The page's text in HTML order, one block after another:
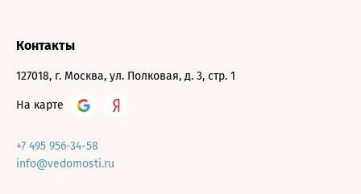
Контакты
127018, г. Москва, ул. Полковая, д. 3, стр. 1
На карте
+7 495 956-34-58
info@vedomosti.ru